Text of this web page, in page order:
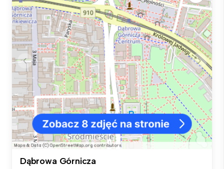
Dąbrowa Górnicza